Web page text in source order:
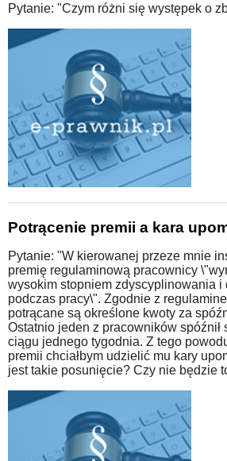
Pytanie: "Czym różni się występek o
Potrącenie premii a kara
Pytanie: "W kierowanej przeze mnie
premię regulaminową pracownicy
wysokim stopniem zdyscyplinowania i
podczas pracy\". Zgodnie z
potrącane są określone kwoty za
Ostatnio jeden z pracowników spóźnił
ciągu jednego tygodnia. Z tego
premii chciałbym udzielić mu kary
jest takie posunięcie? Czy nie będzie